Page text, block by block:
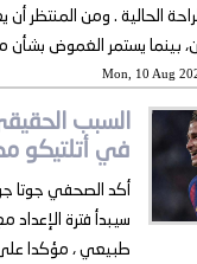
الحالية . ومن المنتظر أن
بينما يستمر الغموض
Mon, 10 Aug
السبب
في أتلتيكو
أكد الصحفي جوتا
سيبدأ فترة الإعداد
طبيعي ، مؤكدا